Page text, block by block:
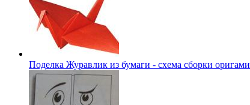
Поделка Журавлик из бумаги - схема сборки оригами